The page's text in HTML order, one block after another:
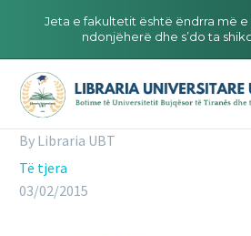
Jeta e fakultetit është ëndrra më
ndonjëherë dhe s’do ta
By Libraria UBT
Të tjera
03/02/2015